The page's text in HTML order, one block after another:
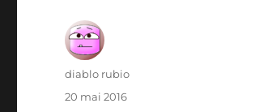
Auteur
diablo rubio
Publié
20 mai 2016